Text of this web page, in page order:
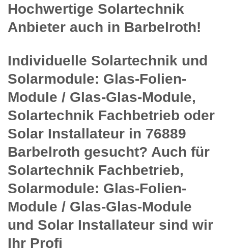
Hochwertige Solartechnik
Anbieter auch in Barbelroth!
Individuelle Solartechnik und
Solarmodule: Glas-Folien-
Module / Glas-Glas-Module,
Solartechnik Fachbetrieb oder
Solar Installateur in 76889
Barbelroth gesucht? Auch für
Solartechnik Fachbetrieb,
Solarmodule: Glas-Folien-
Module / Glas-Glas-Module
und Solar Installateur sind wir
Ihr Profi